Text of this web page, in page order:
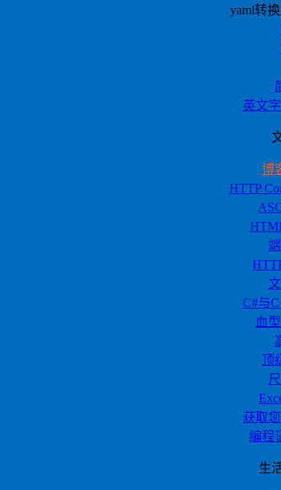
yaml转
英文
博
HTTP
C#与
血
获取
编程
生